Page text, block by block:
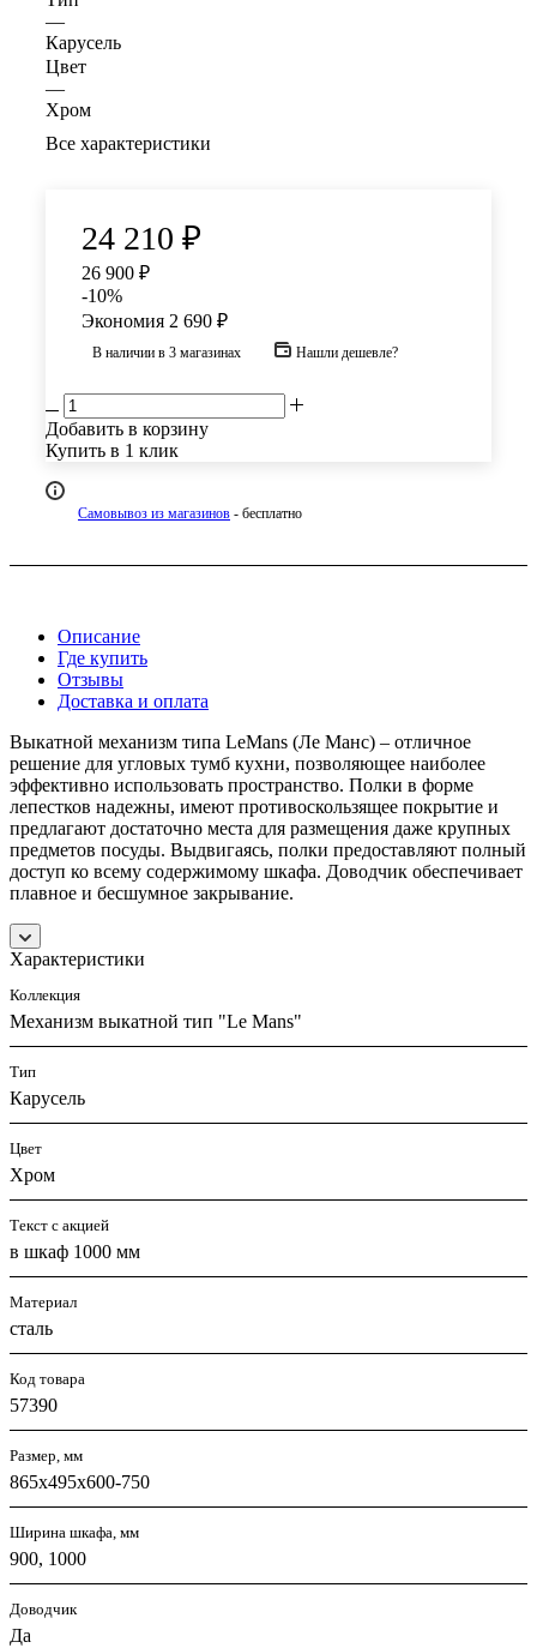
—
Карусель
Цвет
—
Хром
Все характеристики
24 210 ₽
26 900 ₽
-10%
Экономия 2 690 ₽
В наличии в 3 магазинах Нашли дешевле?
Добавить в корзину
Купить в 1 клик
Самовывоз из магазинов - бесплатно
Описание
Где купить
Отзывы
Доставка и оплата
Выкатной механизм типа LeMans (Ле Манс) – отличное
решение для угловых тумб кухни, позволяющее наиболее
эффективно использовать пространство. Полки в форме
лепестков надежны, имеют противоскользящее покрытие и
предлагают достаточно места для размещения даже крупных
предметов посуды. Выдвигаясь, полки предоставляют полный
доступ ко всему содержимому шкафа. Доводчик обеспечивает
плавное и бесшумное закрывание.
Характеристики
Коллекция
Механизм выкатной тип "Le Mans"
Тип
Карусель
Цвет
Хром
Текст с акцией
в шкаф 1000 мм
Материал
сталь
Код товара
57390
Размер, мм
865x495x600-750
Ширина шкафа, мм
900, 1000
Доводчик
Да